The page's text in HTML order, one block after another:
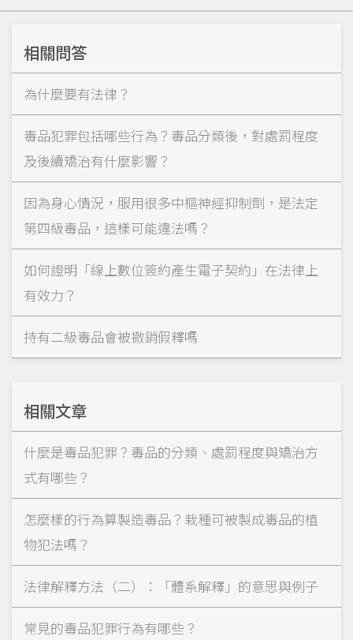
相關問答
為什麼要有法律？
毒品犯罪包括哪些行為？毒品分類後，對處罰程度
及後續矯治有什麼影響？
因為身心情況，服用很多中樞神經抑制劑，是法定
第四級毒品，這樣可能違法嗎？
如何證明「線上數位簽約產生電子契約」在法律上
有效力？
持有二級毒品會被撤銷假釋嗎
相關文章
什麼是毒品犯罪？毒品的分類、處罰程度與矯治方
式有哪些？
怎麼樣的行為算製造毒品？栽種可被製成毒品的植
物犯法嗎？
法律解釋方法（二）：「體系解釋」的意思與例子
常見的毒品犯罪行為有哪些？